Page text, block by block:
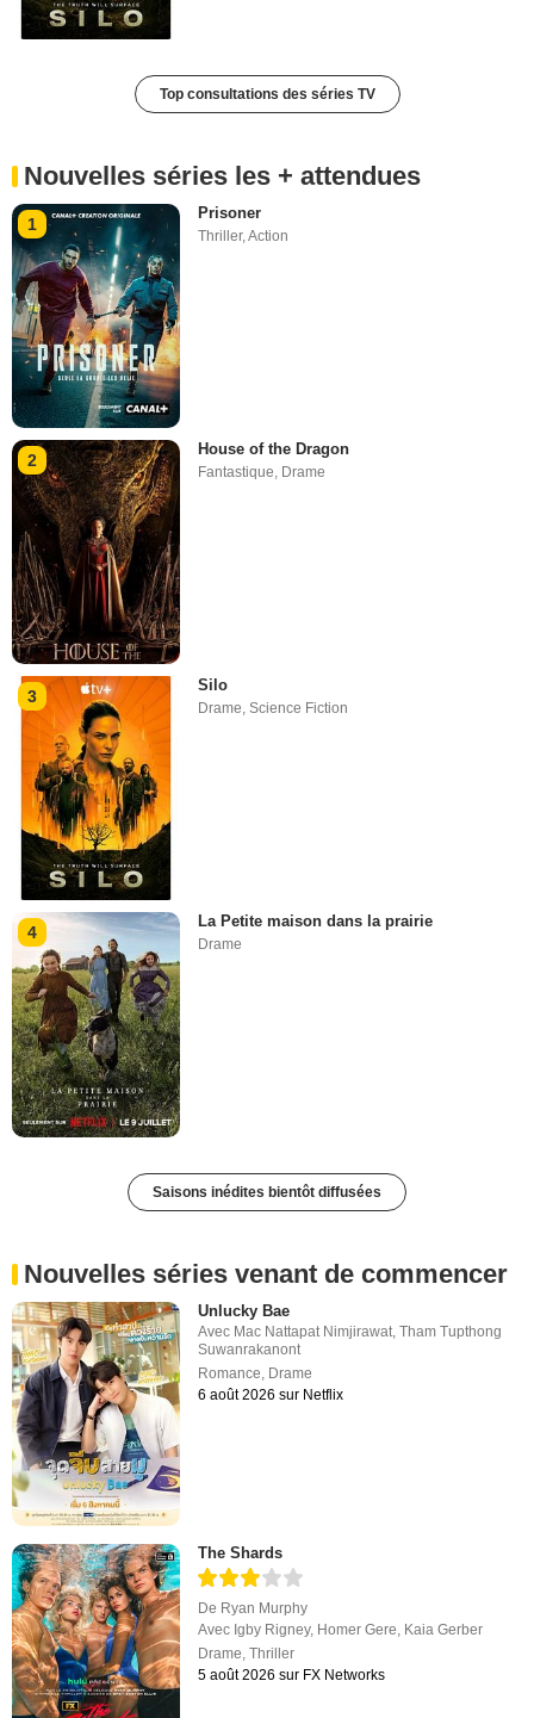
Top consultations des séries TV
Nouvelles séries les + attendues
1
Prisoner
Thriller,Action
2
House of the Dragon
Fantastique, Drame
3
Silo
Drame,Science Fiction
4
La Petite maison dans la prairie
Drame
Saisons inédites bientôt diffusées
Nouvelles séries venant de commencer
Unlucky Bae
Avec Mac Nattapat Nimjirawat ,Tham Tupthong
Suwanrakanont
Romance Drame
6 août 2026 sur Netflix
The Shards
De Ryan Murphy
Avec Igby Rigney, Homer Gere, Kaia Gerber
Drame,Thriller
5 août 2026 sur FX Networks